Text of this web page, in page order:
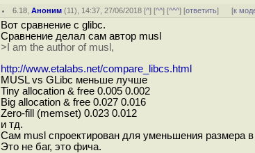
6.18 ,Аноним (11), 14:37, 27/06/2018 [^] [^^] [^^^] [ответить] [к
Вот сравнение с glibc.
Сравнение делал сам автор musl
>I am the author of musl,
http://www.etalabs.net/compare_libcs.html
MUSL vs GLibc меньше лучше
Tiny allocation & free 0.005 0.002
Big allocation & free 0.027 0.016
Zero-fill (memset) 0.023 0.012
и тд.
Сам musl спроектирован для уменьшения размера
Это не баг, это фича.